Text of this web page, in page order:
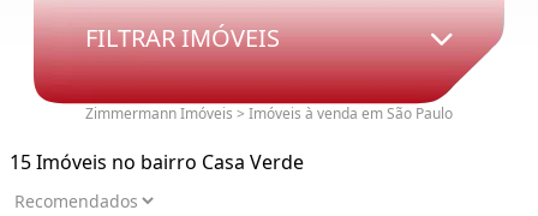
FILTRAR IMÓVEIS
Zimmermann Imóveis > Imóveis à venda em São Paulo
15 Imóveis no bairro Casa Verde